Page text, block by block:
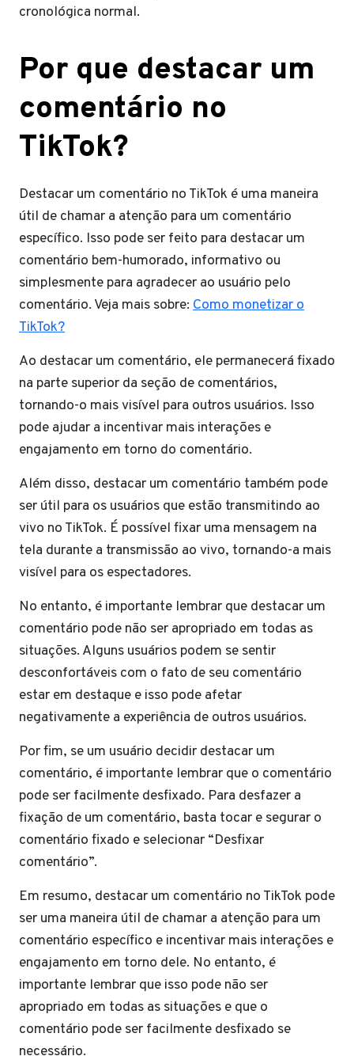
cronológica normal.
Por que destacar um
comentário no
TikTok?
Destacar um comentário no TikTok é uma maneira
útil de chamar a atenção para um comentário
específico. Isso pode ser feito para destacar um
comentário bem-humorado, informativo ou
simplesmente para agradecer ao usuário pelo
comentário. Veja mais sobre: Como monetizar o
TikTok?
Ao destacar um comentário, ele permanecerá fixado
na parte superior da seção de comentários,
tornando-o mais visível para outros usuários. Isso
pode ajudar a incentivar mais interações e
engajamento em torno do comentário.
Além disso, destacar um comentário também pode
ser útil para os usuários que estão transmitindo ao
vivo no TikTok. É possível fixar uma mensagem na
tela durante a transmissão ao vivo, tornando-a mais
visível para os espectadores.
No entanto, é importante lembrar que destacar um
comentário pode não ser apropriado em todas as
situações. Alguns usuários podem se sentir
desconfortáveis com o fato de seu comentário
estar em destaque e isso pode afetar
negativamente a experiência de outros usuários.
Por fim, se um usuário decidir destacar um
comentário, é importante lembrar que o comentário
pode ser facilmente desfixado. Para desfazer a
fixação de um comentário, basta tocar e segurar o
comentário fixado e selecionar “Desfixar
comentário”.
Em resumo, destacar um comentário no TikTok pode
ser uma maneira útil de chamar a atenção para um
comentário específico e incentivar mais interações e
engajamento em torno dele. No entanto, é
importante lembrar que isso pode não ser
apropriado em todas as situações e que o
comentário pode ser facilmente desfixado se
necessário.